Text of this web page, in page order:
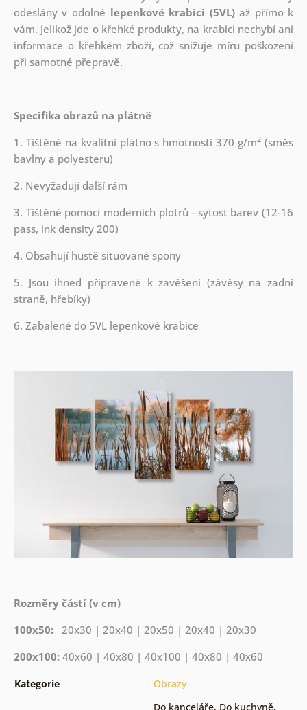
odeslány v odolné lepenkové krabici (5VL)až přímo k
vám. Jelikož jde o křehké produkty, na krabici nechybí ani
informace o křehkém zboží, což snižuje míru poškození
při samotné přepravě.
Specifika obrazů na plátně
1. Tištěné na kvalitní plátno s hmotností 370 g/m2 (směs
bavlny a polyesteru)
2. Nevyžadují další rám
3. Tištěné pomocí moderních plotrů - sytost barev (12-16
pass, ink density 200)
4. Obsahují hustě situované spony
5. Jsou ihned připravené k zavěšení (závěsy na zadní
straně, hřebíky)
6. Zabalené do 5VL lepenkové krabice
Rozměry částí (v cm)
100x50: 20x30 | 20x40 | 20x50 | 20x40 | 20x30
200x100: 40x60 | 40x80 | 40x100 | 40x80 | 40x60
Kategorie Obrazy
Do kanceláře, Do kuchyně,